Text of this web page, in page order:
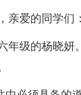
亲爱的同学们：
年级的杨晓妍